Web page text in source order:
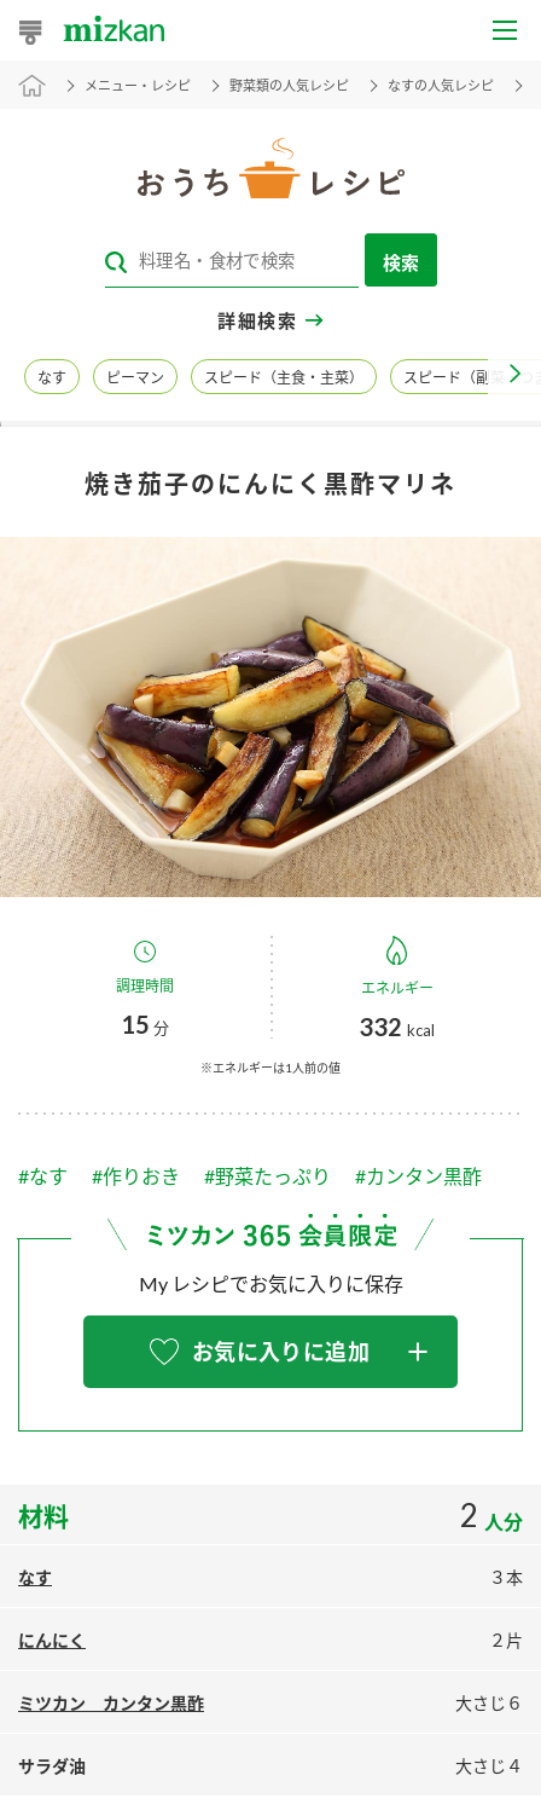
おうちレシピ
レシピカテゴリ一覧
レシピ名特集
商品情報
調味酢
お酢ドリンク ぽん酢
みりん風・料理酒 鍋用調味料
スープ 中華
ふりかけ おすしの素
炊き込みご飯の素 米飯用調味液
新商品一覧
キャンペーン情報
ブランド・スペシャルサイト
ブランド・スペシャルサイト トップ
商品ブランドサイト
Fibee（ファイビー）
カンタン酢
お酢ドリンク
かおりの蔵
つゆ
納豆のサイト
スペシャルサイト
すしラボ
鍋奉行マニュアル
人気商品 ＋ おすすめレシピ
企業情報
ミツカングループについて
企業理念
ミツカンを知る
水の文化センター（アーカイブ）
ZENB initiative
MIM（ミツカンミュージアム）
お客様相談センター
お客様の声をいかしました
販売終了製品のご案内
よくあるご質問
ミツカン公式通販
メニュー・レシピ 野菜類の人気レシピ なすの人気レシピ
検索
詳細検索
なす ピーマン スピード（主食・主菜） スピード（副菜・つ
焼き茄子のにんにく黒酢マリネ
調理時間
15 分
エネルギー
332 kcal
※エネルギーは1人前の値
#なす #作りおき #野菜たっぷり #カンタン黒酢
My レシピでお気に入りに保存
お気に入りに追加
材料 2 人分
なす ３本
にんにく ２片
ミツカン カンタン黒酢 大さじ６
サラダ油 大さじ４